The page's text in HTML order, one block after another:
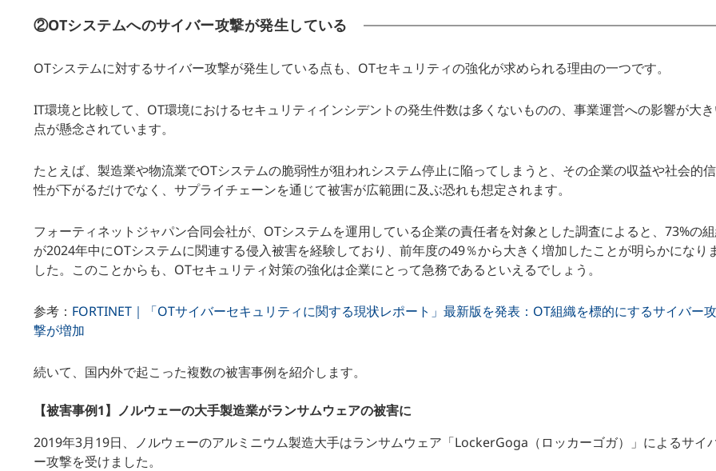
②OTシステムへのサイバー攻撃が発生している
OTシステムに対するサイバー攻撃が発生している点も、OTセキュリティの強化が求められる理由の一つです。
IT環境と比較して、OT環境におけるセキュリティインシデントの発生件数は多くないものの、事業運営への影響が大
点が懸念されています。
たとえば、製造業や物流業でOTシステムの脆弱性が狙われシステム停止に陥ってしまうと、その企業の収益や社会的
性が下がるだけでなく、サプライチェーンを通じて被害が広範囲に及ぶ恐れも想定されます。
フォーティネットジャパン合同会社が、OTシステムを運用している企業の責任者を対象とした調査によると、73%の
が2024年中にOTシステムに関連する侵入被害を経験しており、前年度の49％から大きく増加したことが明らかになり
した。このことからも、OTセキュリティ対策の強化は企業にとって急務であるといえるでしょう。
参考： FORTINET｜「OTサイバーセキュリティに関する現状レポート」最新版を発表：OT組織を標的にするサイバー攻
撃が増加
続いて、国内外で起こった複数の被害事例を紹介します。
【被害事例1】ノルウェーの大手製造業がランサムウェアの被害に
2019年3月19日、ノルウェーのアルミニウム製造大手はランサムウェア「LockerGoga（ロッカーゴガ）」によるサイ
ー攻撃を受けました。